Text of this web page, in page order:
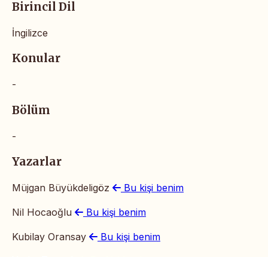
Birincil Dil
İngilizce
Konular
-
Bölüm
-
Yazarlar
Müjgan Büyükdeligöz Bu kişi benim
Nil Hocaoğlu Bu kişi benim
Kubilay Oransay Bu kişi benim